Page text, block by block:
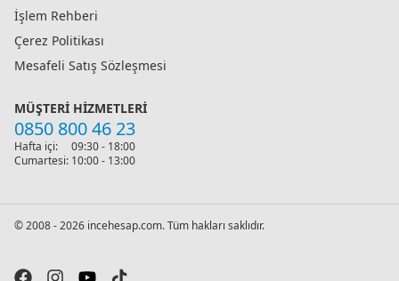
İşlem Rehberi
Çerez Politikası
Mesafeli Satış Sözleşmesi
MÜŞTERI HIZMETLERI
0850 800 46 23
Hafta içi:
09:30 - 18:00
Cumartesi: 10:00 - 13:00
© 2008 - 2026 incehesap.com. Tüm hakları saklıdır.